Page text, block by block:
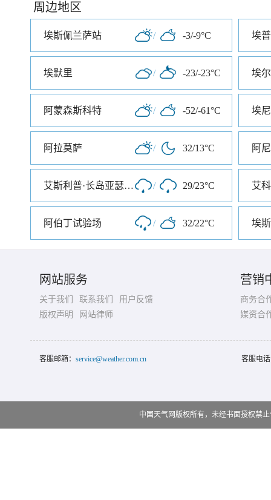
周边地区
埃斯佩兰萨站 / -3/-9°C 埃
埃默里 / -23/-23°C 埃
阿蒙森斯科特 / -52/-61°C 埃
阿拉莫萨 / 32/13°C 阿
艾斯利普·长岛亚瑟机场 / 29/23°C 艾科
阿伯丁试验场 / 32/22°C 埃
网站服务
关于我们 联系我们
用户反馈
版权声明
网站律师
营销
商务合
媒资合
客服邮箱： service@weather.com.cn 客服电
中国天气网版权所有，未经书面授权